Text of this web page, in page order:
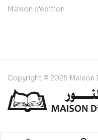
Maison d'édition
Copyright © 2025 Maison